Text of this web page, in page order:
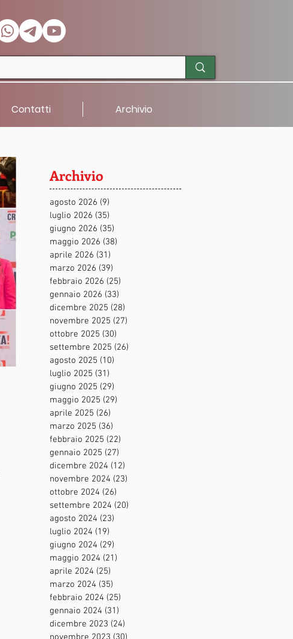
Contatti Archivio
Archivio
agosto 2026 (9)
luglio 2026 (35)
giugno 2026 (35)
maggio 2026 (38)
aprile 2026 (31)
marzo 2026 (39)
febbraio 2026 (25)
gennaio 2026 (33)
dicembre 2025 (28)
novembre 2025 (27)
ottobre 2025 (30)
settembre 2025 (26)
agosto 2025 (10)
luglio 2025 (31)
giugno 2025 (29)
maggio 2025 (29)
aprile 2025 (26)
marzo 2025 (36)
febbraio 2025 (22)
gennaio 2025 (27)
dicembre 2024 (12)
novembre 2024 (23)
ottobre 2024 (26)
settembre 2024 (20)
agosto 2024 (23)
luglio 2024 (19)
giugno 2024 (29)
maggio 2024 (21)
aprile 2024 (25)
marzo 2024 (35)
febbraio 2024 (25)
gennaio 2024 (31)
dicembre 2023 (24)